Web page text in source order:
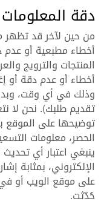
دقة المعلومات
من حين لآخر قد
أخطاء مطبعية أو عدم
المنتجات والترويج
أخطاء أو عدم دقة أو
وذلك في أي وقت،
تقديم طلبك). نحن لا
توضيحها على الموقع
الحصر، معلومات
ينبغي اعتبار أي
الإلكتروني، بمثابة
على موقع الويب أو
حُدّثت.